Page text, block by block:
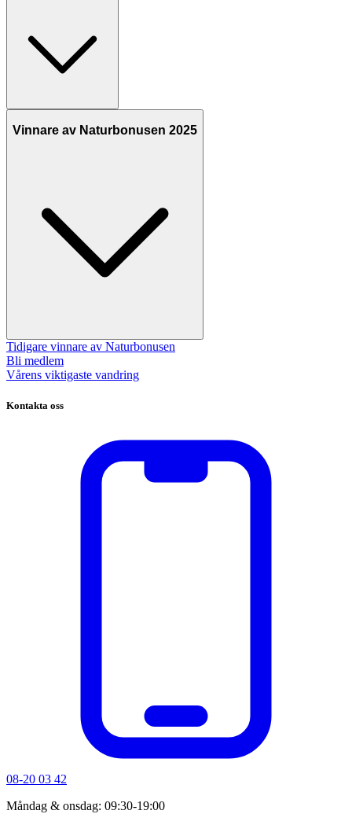
Vinnare av Naturbonusen 2025
Tidigare vinnare av Naturbonusen
Bli medlem
Vårens viktigaste vandring
Kontakta oss
08-20 03 42
Måndag & onsdag: 09:30-19:00